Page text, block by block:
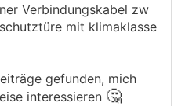
Verbindungskabel zw
mit klimaklasse
gefunden, mich
interessieren 🤔